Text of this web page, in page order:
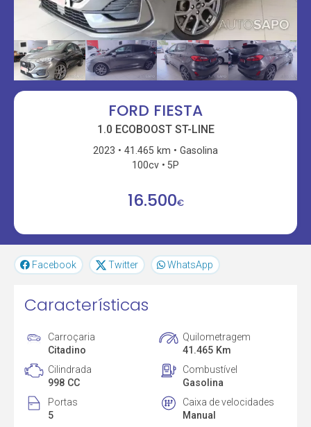
FORD FIESTA
1.0 ECOBOOST ST-LINE
2023 41.465 km
Gasolina
100cv
5P
16.500€
Facebook Twitter WhatsApp
Características
Carroçaria
Citadino
Quilometragem
41.465 Km
Cilindrada
998 CC
Combustível
Gasolina
Portas
5
Caixa de velocidades
Manual